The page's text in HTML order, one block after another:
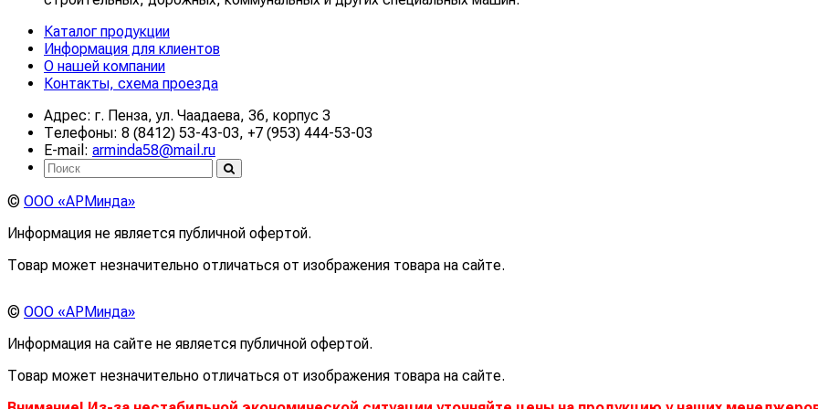
Каталог продукции
Информация для клиентов
О нашей компании
Контакты, схема проезда
Адрес: г. Пенза, ул. Чаадаева, 36, корпус 3
Телефоны: 8 (8412) 53-43-03, +7 (953) 444-53-03
E-mail: arminda58@mail.ru
© ООО «АРМинда»
Информация не является публичной офертой.
Товар может незначительно отличаться от изображения товара на сайте.
© ООО «АРМинда»
Информация на сайте не является публичной офертой.
Товар может незначительно отличаться от изображения товара на сайте.